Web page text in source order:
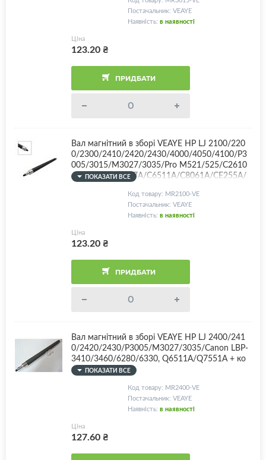
Постачальник: VEAYE
Наявність: в наявності
Ціна
123.20₴
ПРИДБАТИ
Вал магнітний в зборі VEAYE HP LJ 2100/220
0/2300/2410/2420/2430/4000/4050/4100/P3
005/3015/M3027/3035/Pro M521/525/C2610
A/C4096A/C4127A/C6511A/C8061A/CE255A/
CE255X + комплект втулок
ПОКАЗАТИ ВСЕ
Код товару: MR2100-VE
Постачальник: VEAYE
Наявність: в наявності
Ціна
123.20₴
ПРИДБАТИ
Вал магнітний в зборі VEAYE HP LJ 2400/241
0/2420/2430/P3005/M3027/3035/Canon LBP-
3410/3460/6280/6330, Q6511A/Q7551A + ко
мплект втулок
ПОКАЗАТИ ВСЕ
Код товару: MR2400-VE
Постачальник: VEAYE
Наявність: в наявності
Ціна
127.60₴